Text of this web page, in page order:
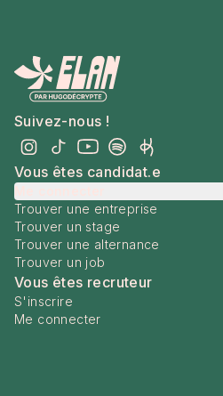
Suivez-nous !
Vous êtes candidat.e
Trouver une entreprise
Trouver un stage
Trouver une alternance
Trouver un job
Vous êtes recruteur
S'inscrire
Me connecter